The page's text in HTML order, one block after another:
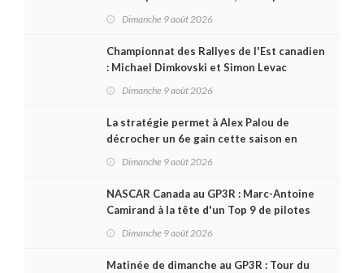
Dimanche 9 août 2026
Championnat des Rallyes de l'Est canadien
: Michael Dimkovski et Simon Levac
Dimanche 9 août 2026
La stratégie permet à Alex Palou de
décrocher un 6e gain cette saison en
Dimanche 9 août 2026
NASCAR Canada au GP3R : Marc-Antoine
Camirand à la tête d'un Top 9 de pilotes
Dimanche 9 août 2026
Matinée de dimanche au GP3R : Tour du